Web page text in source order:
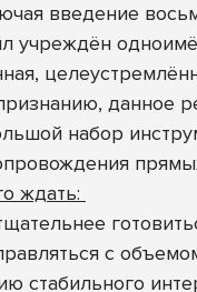
введение
учреждён
данное
набор
ждать:
с
стабильного